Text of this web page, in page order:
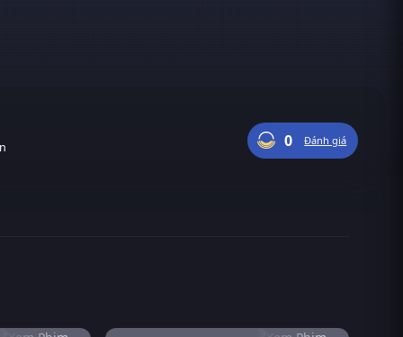
0 Đánh giá